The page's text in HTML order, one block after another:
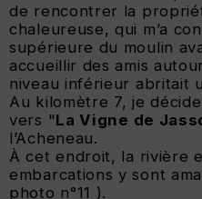
de rencontrer la
chaleureuse, qui m’a
supérieure du moulin
accueillir des amis
niveau inférieur abritait
Au kilomètre 7, je
vers "La Vigne de
l’Acheneau.
À cet endroit, la rivière
embarcations y sont
photo n°11 ).